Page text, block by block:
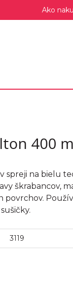
Ako
400
spreji na bielu
škrabancov,
povrchov.
3119